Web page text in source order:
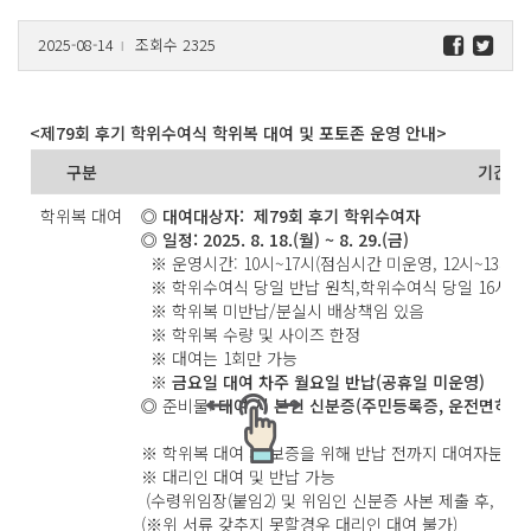
2025-08-14 l 조회수 2325
<제79회 후기 학위수여식 학위복 대여 및 포토존 운영 안내>
구분
기간
학위복 대여
◎ 대여대상자: 제79회 후기 학위수여자
◎ 일정: 2025. 8. 18.(월) ~ 8. 29.(금)
※ 운영시간: 10시~17시(점심시간 미운영, 12시~13시)
※ 학위수여식 당일 반납 원칙,학위수여식 당일 16시
※ 학위복 미반납/분실시 배상책임 있음
※ 학위복 수량 및 사이즈 한정
※ 대여는 1회만 가능
※ 금요일 대여 차주 월요일 반납(공휴일 미운영)
◎ 준비물:대여 시 본인 신분증(주민등록증, 운전면허증
※ 학위복 대여 시 보증을 위해 반납 전까지 대여자분의
※ 대리인 대여 및 반납 가능
(수령위임장(붙임2) 및 위임인 신분증 사본 제출 후, 대
(※위 서류 갖추지 못할경우 대리인 대여 불가)